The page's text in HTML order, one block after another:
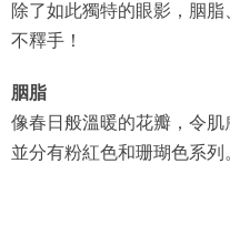
除了如此獨特的眼影，胭
不釋手！
胭脂
像春日般溫暖的花瓣，令肌
並分有粉紅色和珊瑚色系列